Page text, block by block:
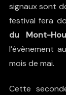
signaux sont
festival fera
du Mont-
l’évènement
mois de mai.
Cette